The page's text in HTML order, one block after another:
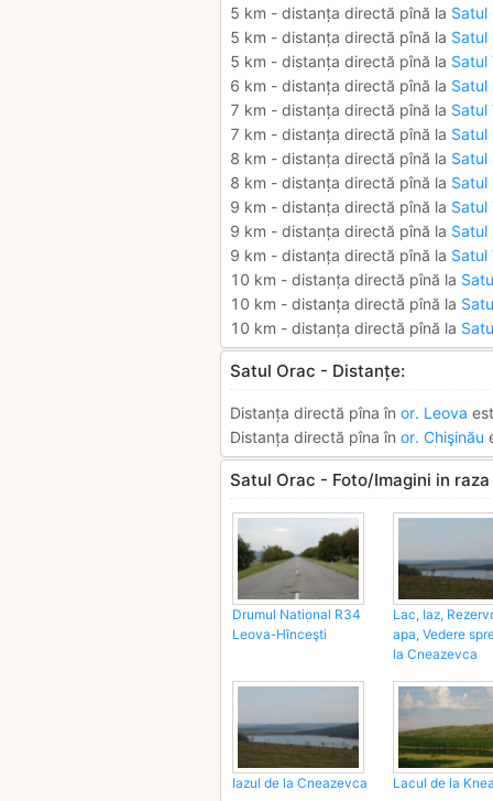
5 km - distanța directă pînă la Satul
5 km - distanța directă pînă la Satul
5 km - distanța directă pînă la Satul
6 km - distanța directă pînă la Satul
7 km - distanța directă pînă la Satul
7 km - distanța directă pînă la Satul
8 km - distanța directă pînă la Satul
8 km - distanța directă pînă la Satul
9 km - distanța directă pînă la Satul
9 km - distanța directă pînă la Satul
9 km - distanța directă pînă la Satul
10 km - distanța directă pînă la
10 km - distanța directă pînă la
10 km - distanța directă pînă la
Satul Orac - Distanțe:
Distanța directă pîna în or. Leova
Distanța directă pîna în or. Chişinău
Satul Orac - Foto/Imagini in
Drumul National R34
Leova-Hînceşti
Lac, Iaz,
apa, Vedere
la Cneazevca
Iazul de la Cneazevca Lacul de la